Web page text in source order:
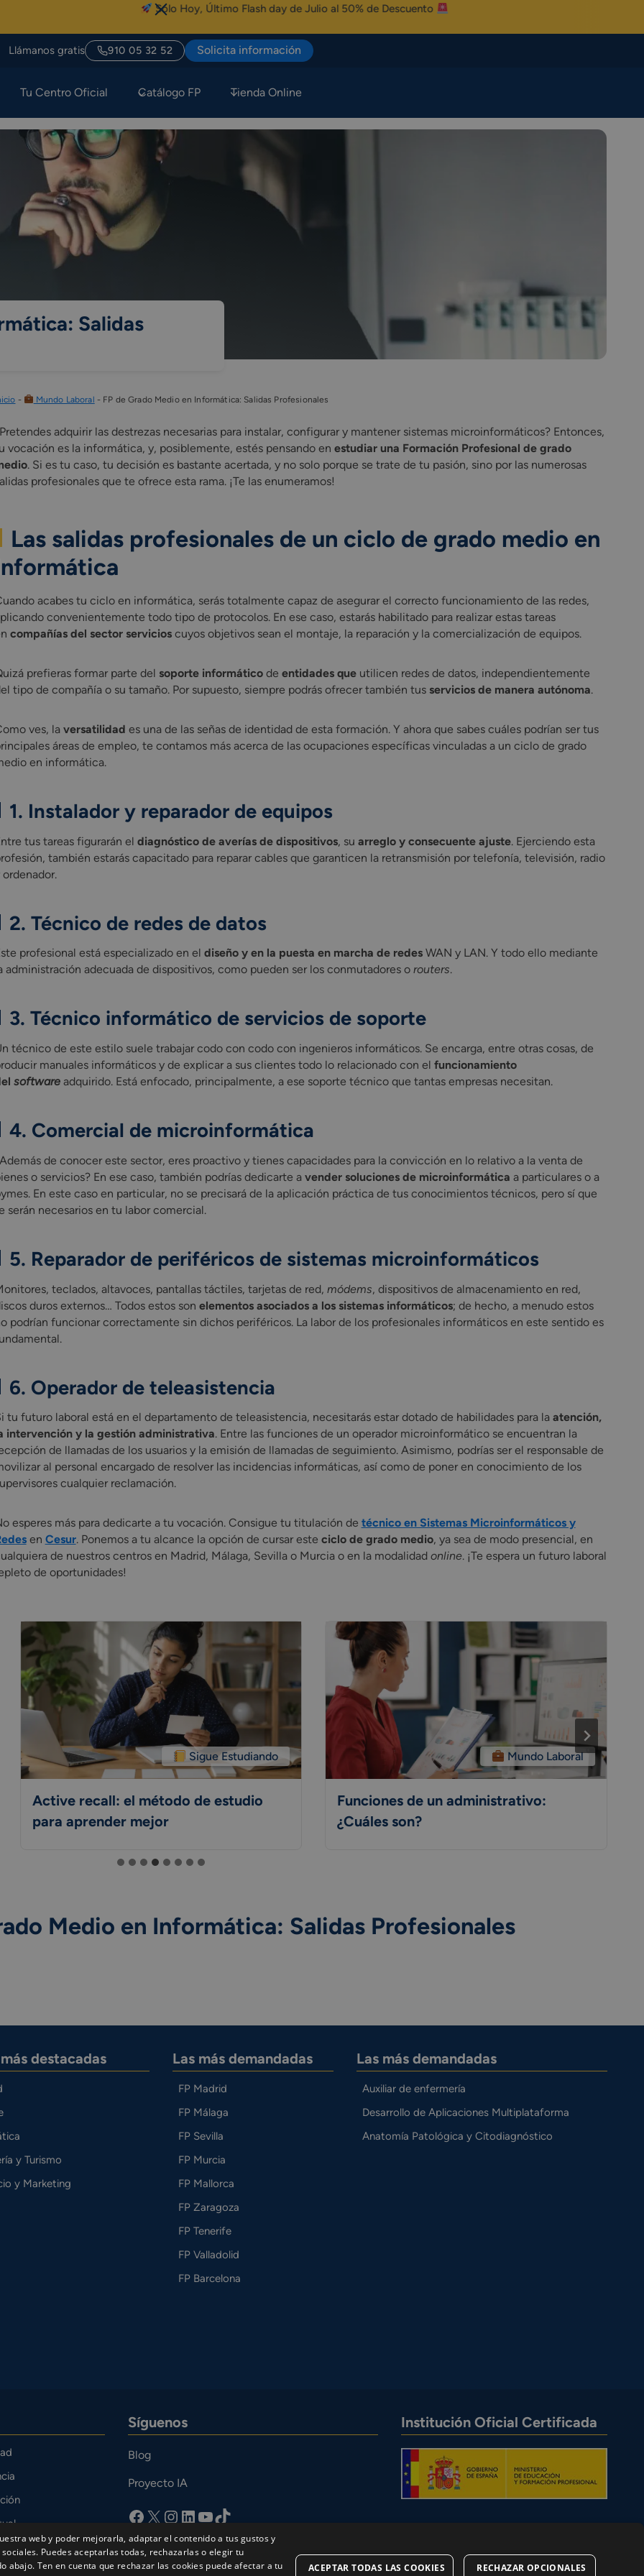
Sólo Hoy, Último Flash day de Julio al 50% de Descuento
Llámanos gratis 910 05 32 52 Solicita información
Tu Centro Oficial Catálogo FP Tienda Online
Salidas
- Mundo Laboral - FP de Grado Medio en Informática: Salidas Profesionales
adquirir las destrezas necesarias para instalar, configurar y mantener sistemas microinformáticos? Entonces,
vocación es la informática, y, posiblemente, estés pensando en estudiar una Formación Profesional de grado
. Si es tu caso, tu decisión es bastante acertada, y no solo porque se trate de tu pasión, sino por las numerosas
profesionales que te ofrece esta rama. ¡Te las enumeramos!
Las salidas profesionales de un ciclo de grado medio en
acabes tu ciclo en informática, serás totalmente capaz de asegurar el correcto funcionamiento de las redes,
convenientemente todo tipo de protocolos. En ese caso, estarás habilitado para realizar estas tareas
compañías del sector servicioscuyos objetivos sean el montaje, la reparación y la comercialización de equipos.
prefieras formar parte del soporte informáticode entidades que utilicen redes de datos, independientemente
tipo de compañía o su tamaño. Por supuesto, siempre podrás ofrecer también tus servicios de manera autónoma.
ves, laversatilidad es una de las señas de identidad de esta formación. Y ahora que sabes cuáles podrían ser tus
áreas de empleo, te contamos más acerca de las ocupaciones específicas vinculadas a un ciclo de grado
en informática.
1. Instalador y reparador de equipos
tus tareas figurarán el diagnóstico de averías de dispositivos, su arreglo y consecuente ajuste. Ejerciendo esta
también estarás capacitado para reparar cables que garanticen la retransmisión por telefonía, televisión, radio
ordenador.
2. Técnico de redes de datos
profesional está especializado en el diseño y en la puesta en marcha de redesWAN y LAN. Y todo ello mediante
administración adecuada de dispositivos, como pueden ser los conmutadores o routers.
3. Técnico informático de servicios de soporte
técnico de este estilo suele trabajar codo con codo con ingenieros informáticos. Se encarga, entre otras cosas, de
manuales informáticos y de explicar a sus clientes todo lo relacionado con el funcionamiento
software adquirido. Está enfocado, principalmente, a ese soporte técnico que tantas empresas necesitan.
4. Comercial de microinformática
de conocer este sector, eres proactivo y tienes capacidades para la convicción en lo relativo a la venta de
o servicios? En ese caso, también podrías dedicarte a vender soluciones de microinformática a particulares o a
En este caso en particular, no se precisará de la aplicación práctica de tus conocimientos técnicos, pero sí que
serán necesarios en tu labor comercial.
5. Reparador de periféricos de sistemas microinformáticos
teclados, altavoces, pantallas táctiles, tarjetas de red, módems, dispositivos de almacenamiento en red,
duros externos… Todos estos son elementos asociados a los sistemas informáticos; de hecho, a menudo estos
podrían funcionar correctamente sin dichos periféricos. La labor de los profesionales informáticos en este sentido es
6. Operador de teleasistencia
tu futuro laboral está en el departamento de teleasistencia, necesitarás estar dotado de habilidades para la atención,
intervención y la gestión administrativa. Entre las funciones de un operador microinformático se encuentran la
de llamadas de los usuarios y la emisión de llamadas de seguimiento. Asimismo, podrías ser el responsable de
al personal encargado de resolver las incidencias informáticas, así como de poner en conocimiento de los
cualquier reclamación.
esperes más para dedicarte a tu vocación. Consigue tu titulación de técnico en Sistemas Microinformáticos y
en Cesur. Ponemos a tu alcance la opción de cursar este ciclo de grado medio, ya sea de modo presencial, en
de nuestros centros en Madrid, Málaga, Sevilla o Murcia o en la modalidad online. ¡Te espera un futuro laboral
de oportunidades!
Sigue Estudiando
Active recall: el método de estudio
para aprender mejor
Mundo Laboral
Funciones de un administrativo:
¿Cuáles son?
Medio en Informática: Salidas Profesionales
destacadas
y Turismo
y Marketing
Las más demandadas
FP Madrid
FP Málaga
FP Sevilla
FP Murcia
FP Mallorca
FP Zaragoza
FP Tenerife
FP Valladolid
FP Barcelona
Las más demandadas
Auxiliar de enfermería
Desarrollo de Aplicaciones Multiplataforma
Anatomía Patológica y Citodiagnóstico
Síguenos
Blog
Proyecto IA
facebook
X Instagram
LinkedIn
YouTube
TikTok
Institución Oficial Certificada
web y poder mejorarla, adaptar el contenido a tus gustos y
Puedes aceptarlas todas, rechazarlas o elegir tu
abajo. Ten en cuenta que rechazar las cookies puede afectar a tu
ACEPTAR TODAS LAS COOKIES RECHAZAR OPCIONALES